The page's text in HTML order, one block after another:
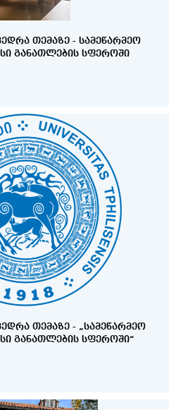
ᲗᲔᲛᲐᲖᲔ - ᲡᲐᲛᲔᲬᲐᲠᲛᲔᲝ
ᲒᲐᲜᲐᲗᲚᲔᲑᲘᲡ ᲡᲤᲔᲠᲝᲨᲘ
ᲗᲔᲛᲐᲖᲔ - „ᲡᲐᲛᲔᲬᲐᲠᲛᲔᲝ
ᲒᲐᲜᲐᲗᲚᲔᲑᲘᲡ ᲡᲤᲔᲠᲝᲨᲘ“